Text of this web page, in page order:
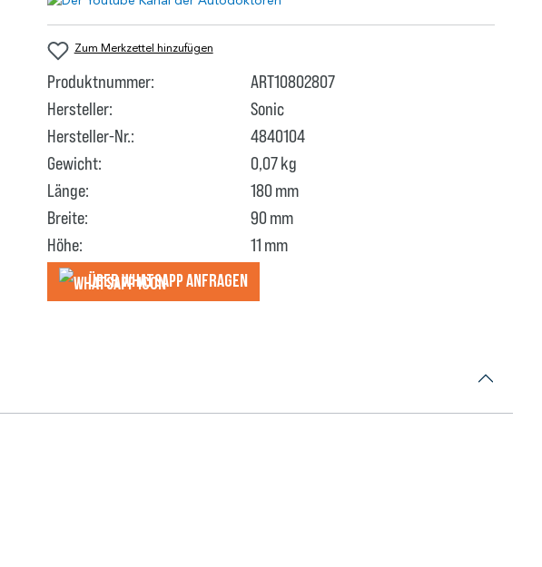
Zum Merkzettel hinzufügen
Produktnummer:
ART10802807
Hersteller:
Sonic
Hersteller-Nr.:
4840104
Gewicht:
0,07 kg
Länge:
180 mm
Breite:
90 mm
Höhe:
11 mm
Über WhatsApp anfragеn